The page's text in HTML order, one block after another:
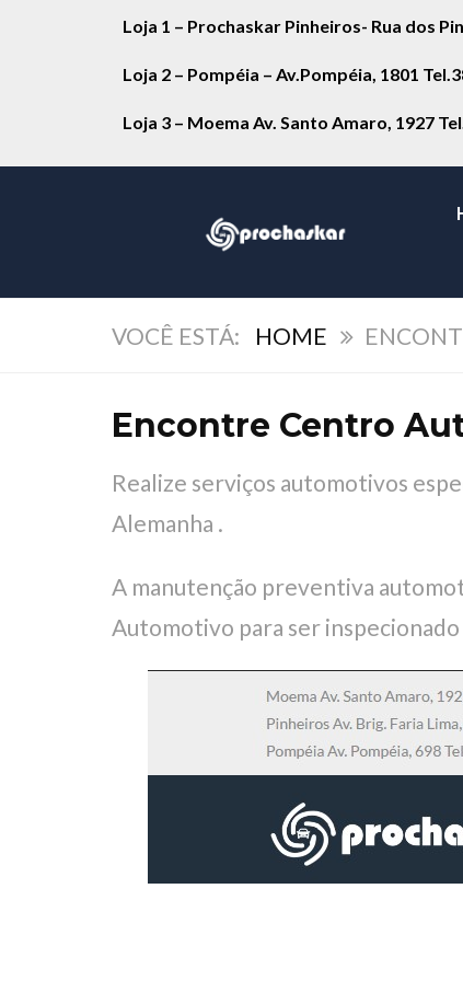
Loja 1 – Prochaskar Pinheiros- Rua dos
Loja 2 – Pompéia – Av.Pompéia, 1801
Loja 3 – Moema Av. Santo Amaro, 1927
HOME
Encontre Centro
Realize serviços automotivos
Alemanha .
A manutenção preventiva
Automotivo para ser inspecionado